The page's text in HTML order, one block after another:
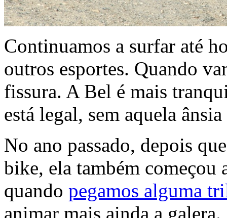
Continuamos a surfar até
outros esportes. Quando
fissura. A Bel é mais
está legal, sem aquela
No ano passado, depois
bike, ela também começou
quando pegamos alguma
animar mais ainda a galera.